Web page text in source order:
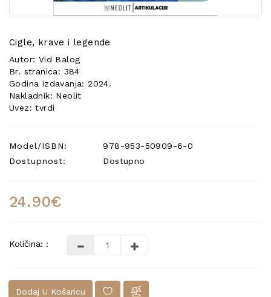
Cigle, krave i legende
Autor: Vid Balog
Br. stranica: 384
Godina izdavanja: 2024.
Nakladnik: Neolit
Uvez: tvrdi
Model/ISBN:
978-953-50909-6-0
Dostupnost:
Dostupno
24.90€
Količina: :
Dodaj U Košaricu